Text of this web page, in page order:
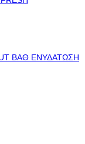
ΒΑΘ ΕΝΥΔΑΤΩΣΗ